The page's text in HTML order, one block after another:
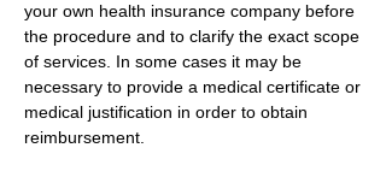
your own health insurance company before
the procedure and to clarify the exact scope
of services. In some cases it may be
necessary to provide a medical certificate or
medical justification in order to obtain
reimbursement.